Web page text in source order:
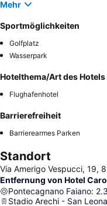
Mehr
Sportmöglichkeiten
Golfplatz
Wasserpark
Hotelthema/Art des Hotels
Flughafenhotel
Barrierefreiheit
Barrierearmes Parken
Standort
Via Amerigo Vespucci, 19,
Entfernung von Hotel
Pontecagnano Faiano: 2.3
Stadio Arechi - San